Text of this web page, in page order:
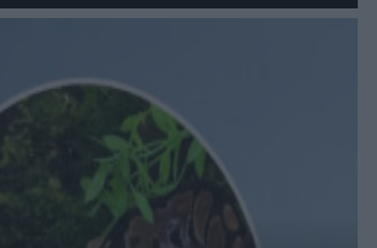
i muzyczna scena w
Wsi Kieleckiej